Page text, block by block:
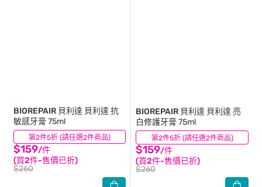
第2件5折 (請任選2件商品)
BIOREPAIR 貝利達 貝利達 抗
敏感牙膏 75ml
$159/件
(買2件-售價已折)
$260
(49) 第2件5折 (請任選2件商品)
BIOREPAIR 貝利達 貝利達 亮
白修護牙膏 75ml
$159/件
(買2件-售價已折)
$260
(39)